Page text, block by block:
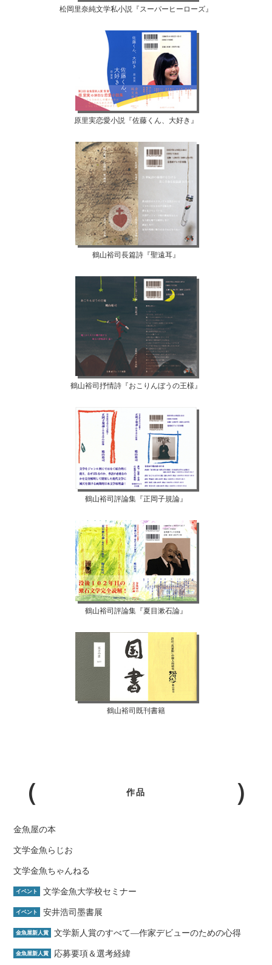
松岡里奈純文学私小説『スーパーヒーローズ』
原里実恋愛小説『佐藤くん、大好き』
鶴山裕司長篇詩『聖遠耳』
鶴山裕司抒情詩『おこりんぼうの王様』
鶴山裕司評論集『正岡子規論』
鶴山裕司評論集『夏目漱石論』
鶴山裕司既刊書籍
作品
金魚屋の本
文学金魚らじお
文学金魚ちゃんねる
イベント 文学金魚大学校セミナー
イベント 安井浩司墨書展
金魚屋新人賞 文学新人賞のすべて―作家デビューのための心得
金魚屋新人賞 応募要項＆選考経緯